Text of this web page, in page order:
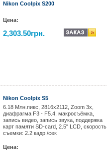
Nikon Coolpix S200
Цена:
2,303.50грн.
Nikon Coolpix S5
6.18 Mлн.пикс, 2816x2112, Zoom 3x,
диафрагма F3 - F5.4, макросъёмка,
запись видео, запись звука, поддержка
карт памяти SD-card, 2.5" LCD, скорость
съемки: 2.2 кадр./сек
Цена: